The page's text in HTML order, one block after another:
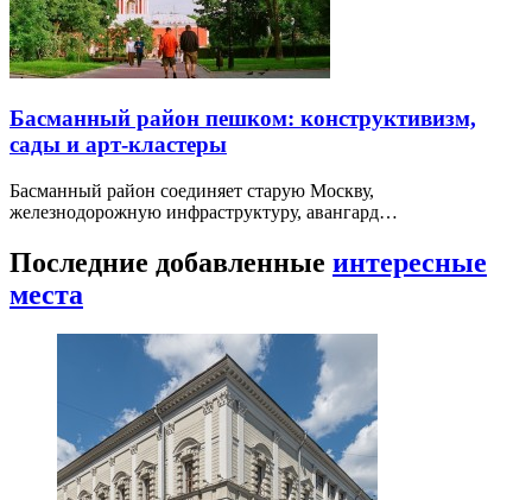
Басманный район пешком: конструктивизм,
сады и арт-кластеры
Басманный район соединяет старую Москву,
железнодорожную инфраструктуру, авангард…
Последние добавленные интересные
места